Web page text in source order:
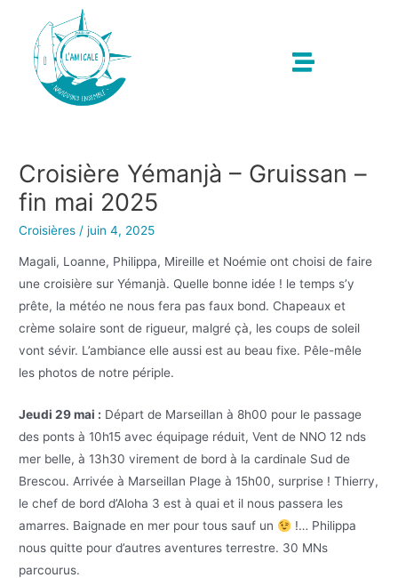
Croisière Yémanjà – Gruissan –
fin mai 2025
Croisières /juin 4, 2025
Magali, Loanne, Philippa, Mireille et Noémie ont choisi de faire
une croisière sur Yémanjà. Quelle bonne idée ! le temps s’y
prête, la météo ne nous fera pas faux bond. Chapeaux et
crème solaire sont de rigueur, malgré çà, les coups de soleil
vont sévir. L’ambiance elle aussi est au beau fixe. Pêle-mêle
les photos de notre périple.
Jeudi 29 mai : Départ de Marseillan à 8h00 pour le passage
des ponts à 10h15 avec équipage réduit, Vent de NNO 12 nds
mer belle, à 13h30 virement de bord à la cardinale Sud de
Brescou. Arrivée à Marseillan Plage à 15h00, surprise ! Thierry,
le chef de bord d’Aloha 3 est à quai et il nous passera les
amarres. Baignade en mer pour tous sauf un
!… Philippa
nous quitte pour d’autres aventures terrestre. 30 MNs
parcourus.